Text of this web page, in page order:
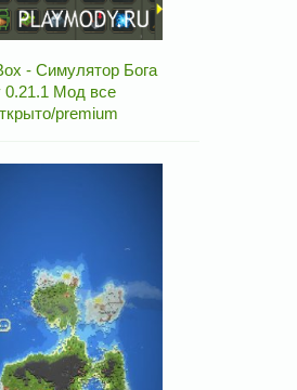
- Симулятор Бога
0.21.1 Мод все
premium